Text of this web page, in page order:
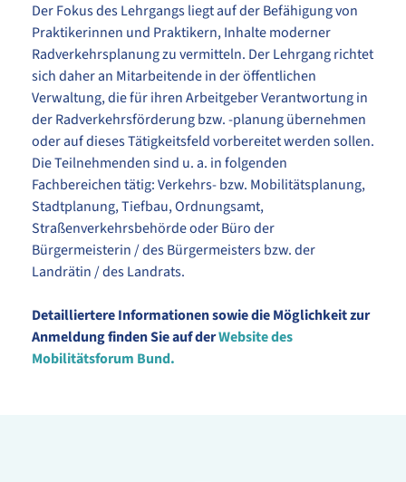
Der Fokus des Lehrgangs liegt auf der Befähigung von
Praktikerinnen und Praktikern, Inhalte moderner
Radverkehrsplanung zu vermitteln. Der Lehrgang richtet
sich daher an Mitarbeitende in der öffentlichen
Verwaltung, die für ihren Arbeitgeber Verantwortung in
der Radverkehrsförderung bzw. -planung übernehmen
oder auf dieses Tätigkeitsfeld vorbereitet werden sollen.
Die Teilnehmenden sind u. a. in folgenden
Fachbereichen tätig: Verkehrs- bzw. Mobilitätsplanung,
Stadtplanung, Tiefbau, Ordnungsamt,
Straßenverkehrsbehörde oder Büro der
Bürgermeisterin / des Bürgermeisters bzw. der
Landrätin / des Landrats.
Detailliertere Informationen sowie die Möglichkeit zur
Anmeldung finden Sie auf derWebsite des
Mobilitätsforum Bund.